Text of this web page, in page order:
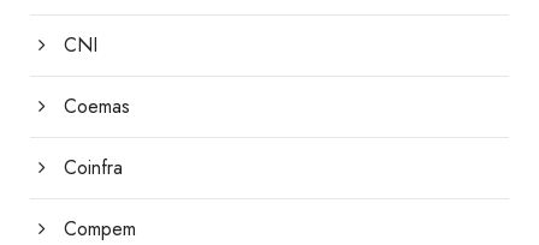
CNI
Coemas
Coinfra
Compem